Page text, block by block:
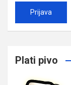
Plati pivo